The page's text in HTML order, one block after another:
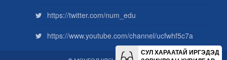
https://twitter.com/num_edu
https://www.youtube.com/channel/ucfwhf5c7a
СУЛ ХАРААТАЙ ИРГЭДЭД